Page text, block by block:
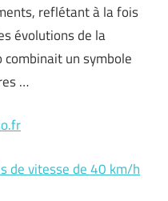
reflétant à la fois
évolutions de la
un symbole
…
de vitesse de 40 km/h